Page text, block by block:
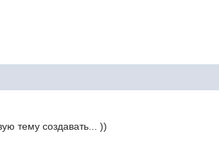
тему создавать... ))